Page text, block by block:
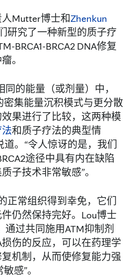
Mutter博士和Zhenkun
研究了一种新型的质子疗
BRCA1-BRCA2 DNA修复
。
同的能量（或剂量）中，
密集能量沉积模式与更分散
果进行了比较，这两种模
和质子疗法的典型情
道。“令人惊讶的是，我们
途径中具有内在缺陷
子技术非常敏感”。
正常组织得到幸免，它们
仍然保持完好。Lou博士
通过共同施用ATM抑制剂
伤的反应，可以在药理学
机制，从而使修复能力强
感”。